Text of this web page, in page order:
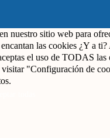
nuestro sitio web para
las cookies ¿Y a
el uso de TODAS las
visitar "Configuración de